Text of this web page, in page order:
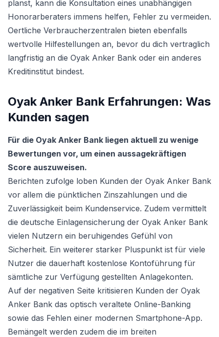
planst, kann die Konsultation eines unabhängigen
Honorarberaters immens helfen, Fehler zu vermeiden.
Oertliche Verbraucherzentralen bieten ebenfalls
wertvolle Hilfestellungen an, bevor du dich vertraglich
langfristig an die Oyak Anker Bank oder ein anderes
Kreditinstitut bindest.
Oyak Anker Bank Erfahrungen: Was
Kunden sagen
Für die Oyak Anker Bank liegen aktuell zu wenige
Bewertungen vor, um einen aussagekräftigen
Score auszuweisen.
Berichten zufolge loben Kunden der Oyak Anker Bank
vor allem die pünktlichen Zinszahlungen und die
Zuverlässigkeit beim Kundenservice. Zudem vermittelt
die deutsche Einlagensicherung der Oyak Anker Bank
vielen Nutzern ein beruhigendes Gefühl von
Sicherheit. Ein weiterer starker Pluspunkt ist für viele
Nutzer die dauerhaft kostenlose Kontoführung für
sämtliche zur Verfügung gestellten Anlagekonten.
Auf der negativen Seite kritisieren Kunden der Oyak
Anker Bank das optisch veraltete Online-Banking
sowie das Fehlen einer modernen Smartphone-App.
Bemängelt werden zudem die im breiten